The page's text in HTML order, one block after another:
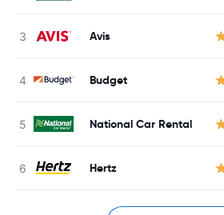
Avis
Budget
National Car Rental
Hertz